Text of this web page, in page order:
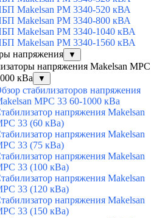
Makelsan PM 3340-520 кВА
Makelsan PM 3340-800 кВА
Makelsan PM 3340-1040 кВА
Makelsan PM 3340-1560 кВА
напряжения
▼
напряжения Makelsan MPC
кВа
▼
стабилизаторов напряжения
MPC 33 60-1000 кВа
напряжения Makelsan
33 (60 кВа)
напряжения Makelsan
33 (75 кВа)
напряжения Makelsan
33 (100 кВа)
напряжения Makelsan
33 (120 кВа)
напряжения Makelsan
33 (150 кВа)